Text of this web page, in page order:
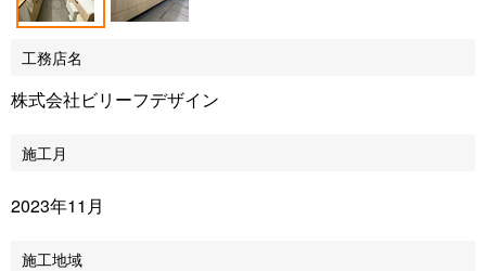
工務店名
株式会社ビリーフデザイン
施工月
2023年11月
施工地域